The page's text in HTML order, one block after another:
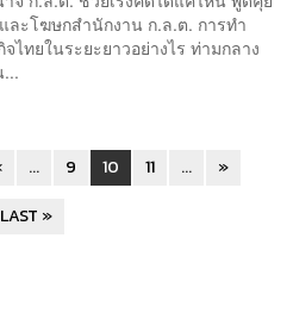
ละโฆษกสำนักงาน ก.ล.ต. การทำ
ไทยในระยะยาวอย่างไร ท่ามกลาง
... 9 10 11 ...
»
LAST »